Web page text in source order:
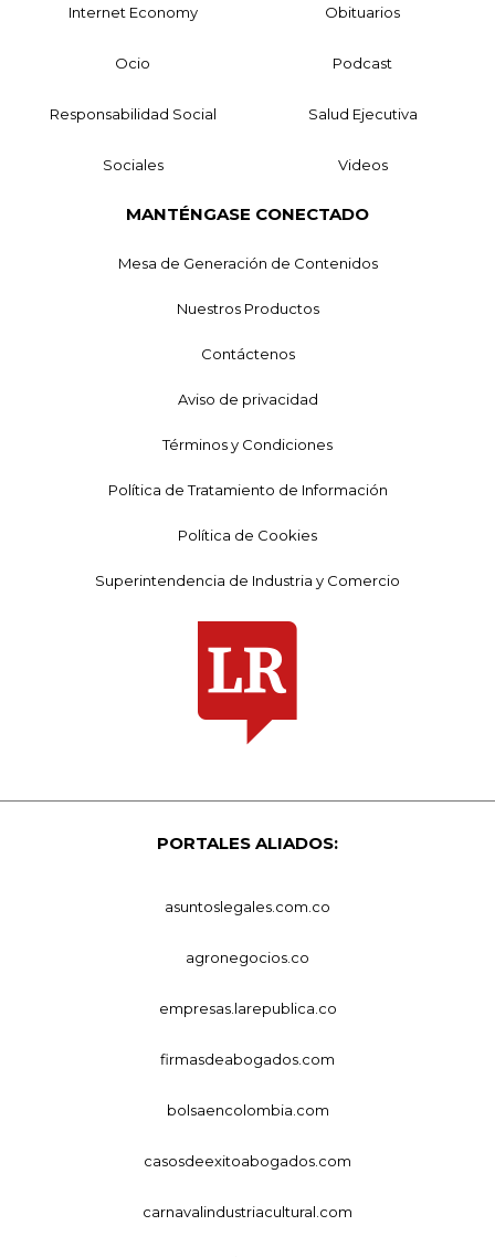
Internet Economy Obituarios
Ocio Podcast
Responsabilidad Social Salud Ejecutiva
Sociales Videos
MANTÉNGASE CONECTADO
Mesa de Generación de Contenidos
Nuestros Productos
Contáctenos
Aviso de privacidad
Términos y Condiciones
Política de Tratamiento de Información
Política de Cookies
Superintendencia de Industria y Comercio
PORTALES ALIADOS:
asuntoslegales.com.co
agronegocios.co
empresas.larepublica.co
firmasdeabogados.com
bolsaencolombia.com
casosdeexitoabogados.com
carnavalindustriacultural.com